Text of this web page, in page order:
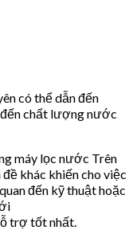
có thể dẫn đến
chất lượng nước
máy lọc nước Trên
khác khiến cho việc
đến kỹ thuật hoặc
trợ tốt nhất.